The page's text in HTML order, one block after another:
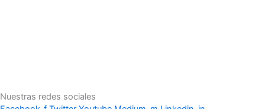
Nuestras redes sociales